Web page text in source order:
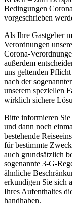
Bedingungen
vorgeschrieben
Als Ihre Gastgeber
Verordnungen
Corona-
außerdem
uns geltenden
nach der
unserem speziellen
wirklich sichere
Bitte informieren
und dann noch
bestehende
für bestimmte
auch grundsätzlich
sogenannte 3-G-
ähnliche
erkundigen Sie sich
Ihres Aufenthaltes
handhaben.